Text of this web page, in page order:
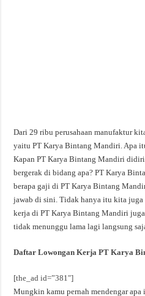
Dari 29 ribu perusahaan manufaktur
yaitu PT Karya Bintang Mandiri. Apa
Kapan PT Karya Bintang Mandiri
bergerak di bidang apa? PT Karya
berapa gaji di PT Karya Bintang
jawab di sini. Tidak hanya itu kita
kerja di PT Karya Bintang Mandiri
tidak menunggu lama lagi langsung
Daftar Lowongan Kerja PT Karya
[the_ad id=”381″]
Mungkin kamu pernah mendengar